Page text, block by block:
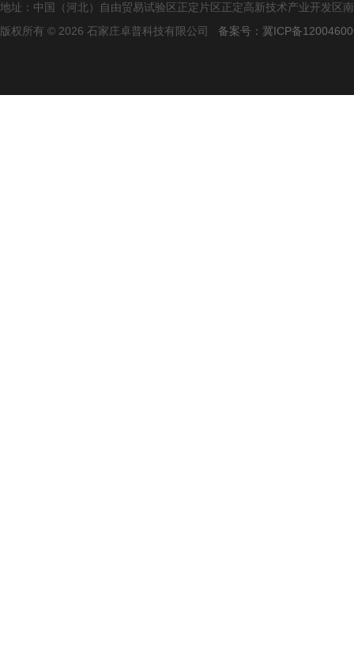
地址：中国（河北）自由贸易试验区正定片区正定高新技术产业开发区
版权所有 © 2026 石家庄卓普科技有限公司 备案号：冀ICP备